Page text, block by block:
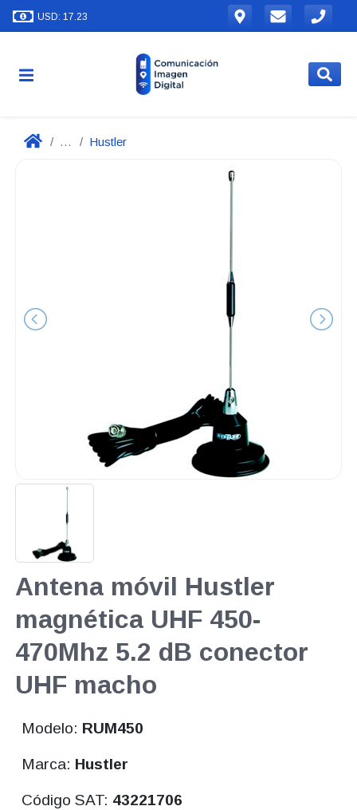
USD: 17.23
... Hustler
Antena móvil Hustler
magnética UHF 450-
470Mhz 5.2 dB conector
UHF macho
Modelo: RUM450
Marca: Hustler
Código SAT: 43221706